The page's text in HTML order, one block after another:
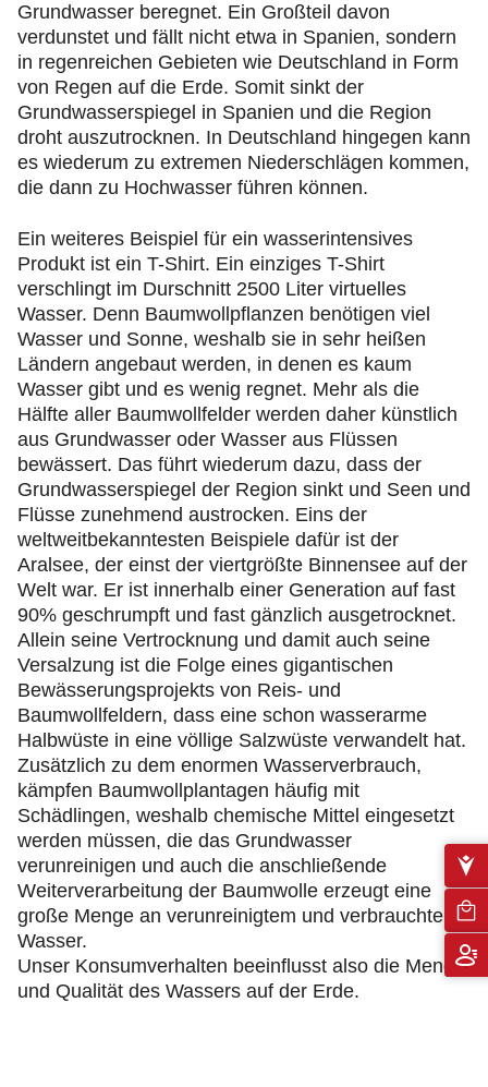
Grundwasser beregnet. Ein Großteil davon
verdunstet und fällt nicht etwa in Spanien, sondern
in regenreichen Gebieten wie Deutschland in Form
von Regen auf die Erde. Somit sinkt der
Grundwasserspiegel in Spanien und die Region
droht auszutrocknen. In Deutschland hingegen kann
es wiederum zu extremen Niederschlägen kommen,
die dann zu Hochwasser führen können.
Ein weiteres Beispiel für ein wasserintensives
Produkt ist ein T-Shirt. Ein einziges T-Shirt
verschlingt im Durschnitt 2500 Liter virtuelles
Wasser. Denn Baumwollpflanzen benötigen viel
Wasser und Sonne, weshalb sie in sehr heißen
Ländern angebaut werden, in denen es kaum
Wasser gibt und es wenig regnet. Mehr als die
Hälfte aller Baumwollfelder werden daher künstlich
aus Grundwasser oder Wasser aus Flüssen
bewässert. Das führt wiederum dazu, dass der
Grundwasserspiegel der Region sinkt und Seen und
Flüsse zunehmend austrocken. Eins der
weltweitbekanntesten Beispiele dafür ist der
Aralsee, der einst der viertgrößte Binnensee auf der
Welt war. Er ist innerhalb einer Generation auf fast
90% geschrumpft und fast gänzlich ausgetrocknet.
Allein seine Vertrocknung und damit auch seine
Versalzung ist die Folge eines gigantischen
Bewässerungsprojekts von Reis- und
Baumwollfeldern, dass eine schon wasserarme
Halbwüste in eine völlige Salzwüste verwandelt hat.
Zusätzlich zu dem enormen Wasserverbrauch,
kämpfen Baumwollplantagen häufig mit
Schädlingen, weshalb chemische Mittel eingesetzt
werden müssen, die das Grundwasser
verunreinigen und auch die anschließende
Weiterverarbeitung der Baumwolle erzeugt eine
große Menge an verunreinigtem und verbrauchtem
Wasser.
Unser Konsumverhalten beeinflusst also die Menge
und Qualität des Wassers auf der Erde.